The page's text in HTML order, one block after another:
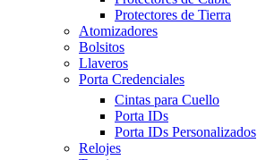
Protectores de Tierra
Atomizadores
Bolsitos
Llaveros
Porta Credenciales
Cintas para Cuello
Porta IDs
Porta IDs Personalizados
Relojes